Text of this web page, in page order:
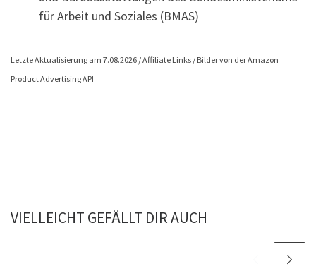
für Arbeit und Soziales (BMAS)
Letzte Aktualisierung am 7.08.2026 / Affiliate Links / Bilder von der Amazon
Product Advertising API
VIELLEICHT GEFÄLLT DIR AUCH